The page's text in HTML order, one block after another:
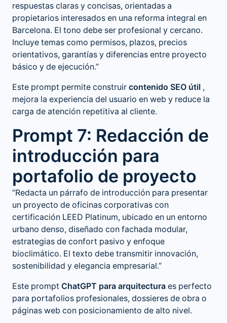
respuestas claras y concisas, orientadas a
propietarios interesados en una reforma integral en
Barcelona. El tono debe ser profesional y cercano.
Incluye temas como permisos, plazos, precios
orientativos, garantías y diferencias entre proyecto
básico y de ejecución.”
Este prompt permite construir contenido SEO útil ,
mejora la experiencia del usuario en web y reduce la
carga de atención repetitiva al cliente.
Prompt 7: Redacción de
introducción para
portafolio de proyecto
“Redacta un párrafo de introducción para presentar
un proyecto de oficinas corporativas con
certificación LEED Platinum, ubicado en un entorno
urbano denso, diseñado con fachada modular,
estrategias de confort pasivo y enfoque
bioclimático. El texto debe transmitir innovación,
sostenibilidad y elegancia empresarial.”
Este prompt ChatGPT para arquitectura es perfecto
para portafolios profesionales, dossieres de obra o
páginas web con posicionamiento de alto nivel.